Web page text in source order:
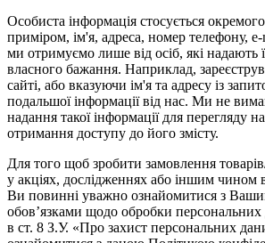
Особиста інформація стосується
приміром, ім'я, адреса, номер телефону,
ми отримуємо лише від осіб, які надають
власного бажання. Наприклад,
сайті, або вказуючи ім'я та адресу із
подальшої інформації від нас. Ми не
надання такої інформації для перегляду
отримання доступу до його змісту.
Для того щоб зробити замовлення
у акціях, дослідженнях або іншим чином
Ви повинні уважно ознайомитися з
обов’язками щодо обробки персональних
в ст. 8 З.У. «Про захист персональних